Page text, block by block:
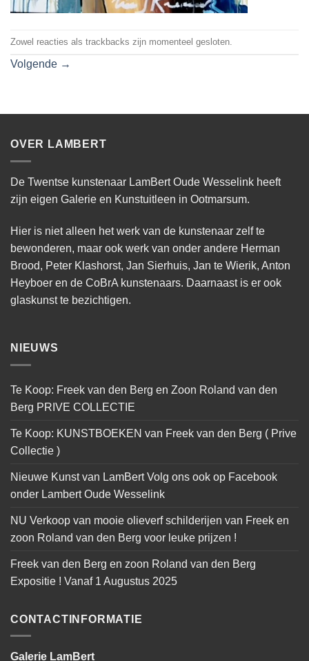
Zowel reacties als trackbacks zijn momenteel gesloten.
Volgende →
OVER LAMBERT
De Twentse kunstenaar LamBert Oude Wesselink heeft
zijn eigen Galerie en Kunstuitleen in Ootmarsum.
Hier is niet alleen het werk van de kunstenaar zelf te
bewonderen, maar ook werk van onder andere Herman
Brood, Peter Klashorst, Jan Sierhuis, Jan te Wierik, Anton
Heyboer en de CoBrA kunstenaars. Daarnaast is er ook
glaskunst te bezichtigen.
NIEUWS
Te Koop: Freek van den Berg en Zoon Roland van den
Berg PRIVE COLLECTIE
Te Koop: KUNSTBOEKEN van Freek van den Berg ( Prive
Collectie )
Nieuwe Kunst van LamBert Volg ons ook op Facebook
onder Lambert Oude Wesselink
NU Verkoop van mooie olieverf schilderijen van Freek en
zoon Roland van den Berg voor leuke prijzen !
Freek van den Berg en zoon Roland van den Berg
Expositie ! Vanaf 1 Augustus 2025
CONTACTINFORMATIE
Galerie LamBert